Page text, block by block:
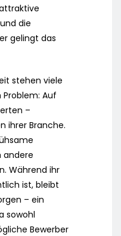
die
gelingt das
stehen viele
Auf
–
ihrer Branche.
andere
Während ihr
ist, bleibt
– ein
sowohl
Bewerber